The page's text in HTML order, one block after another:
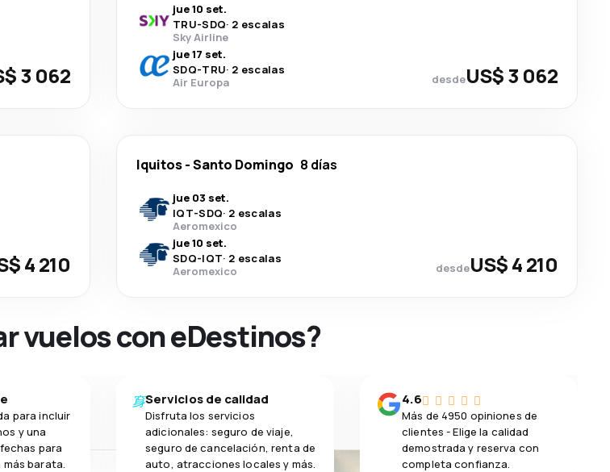
3 062
jue 10 set.
TRU-SDQ· 2 escalas
Sky Airline
jue 17 set.
SDQ-TRU· 2 escalas
Air Europa
desdeUS$ 3 062
4 210
Iquitos-Santo Domingo 8 días
jue 03 set.
IQT-SDQ· 2 escalas
Aeromexico
jue 10 set.
SDQ-IQT· 2 escalas
Aeromexico
desdeUS$ 4 210
vuelos con eDestinos?
para incluir
y una
para
barata.
Servicios de calidad
Disfruta los servicios
adicionales: seguro de viaje,
seguro de cancelación, renta de
auto, atracciones locales y más.
4.6
Más de 4950 opiniones de
clientes - Elige la calidad
demostrada y reserva con
completa confianza.